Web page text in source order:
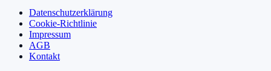
Datenschutzerklärung
Cookie-Richtlinie
Impressum
AGB
Kontakt